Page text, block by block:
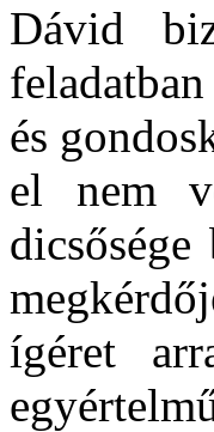
Dávid
és
el nem
ígéret